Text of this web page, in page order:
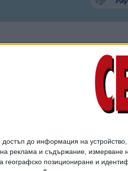
до информация на устройство,
реклама и съдържание, измерване
позициониране и
България най-
05 Авг. 2026